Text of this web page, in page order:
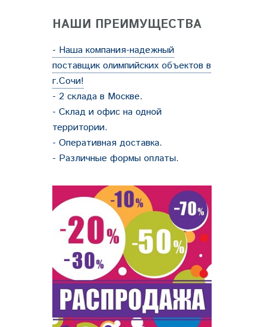
НАШИ ПРЕИМУЩЕСТВА
- Наша компания-надежный
поставщик олимпийских объектов в
г.Сочи!
- 2 склада в Москве.
- Склад и офис на одной
территории.
- Оперативная доставка.
- Различные формы оплаты.